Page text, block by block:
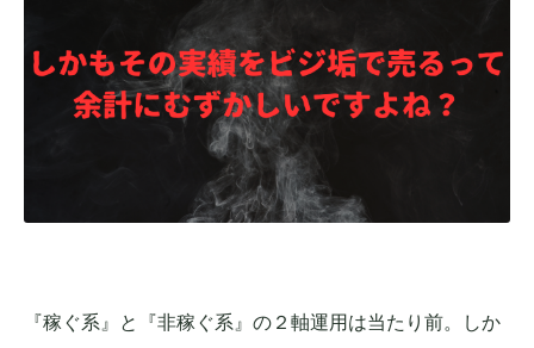
『稼ぐ系』と『非稼ぐ系』の２軸運用は当たり前。しか